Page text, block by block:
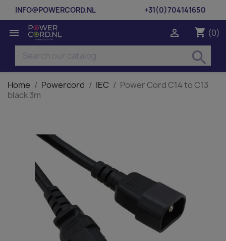
INFO@POWERCORD.NL +31(0)704141650
 shopping_cart (0)

search
Home Powercord IEC
Power Cord C14 to C13
black 3m